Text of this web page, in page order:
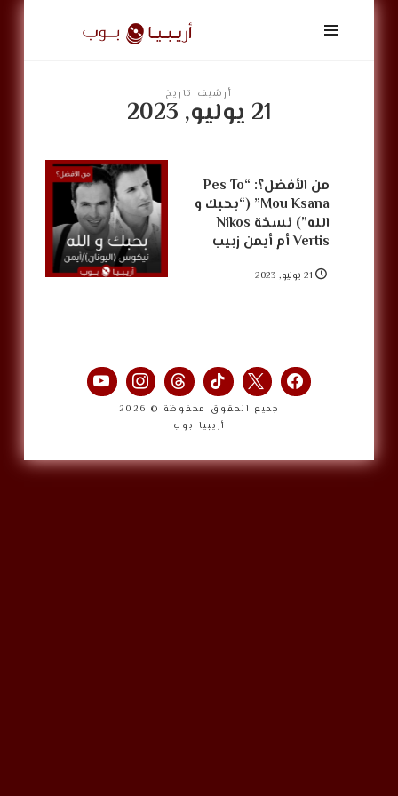
أريبيا
بوب
ArabiaPopأرشيف تاريخ
21 يوليو, 2023
من الأفضل؟: “Pes To
Mou Ksana” (“بحبك و
الله”) نسخة Nikos
Vertis أم أيمن زبيب
21 يوليو, 2023
جميع الحقوق محفوظة © 2026
أريبيا بوب